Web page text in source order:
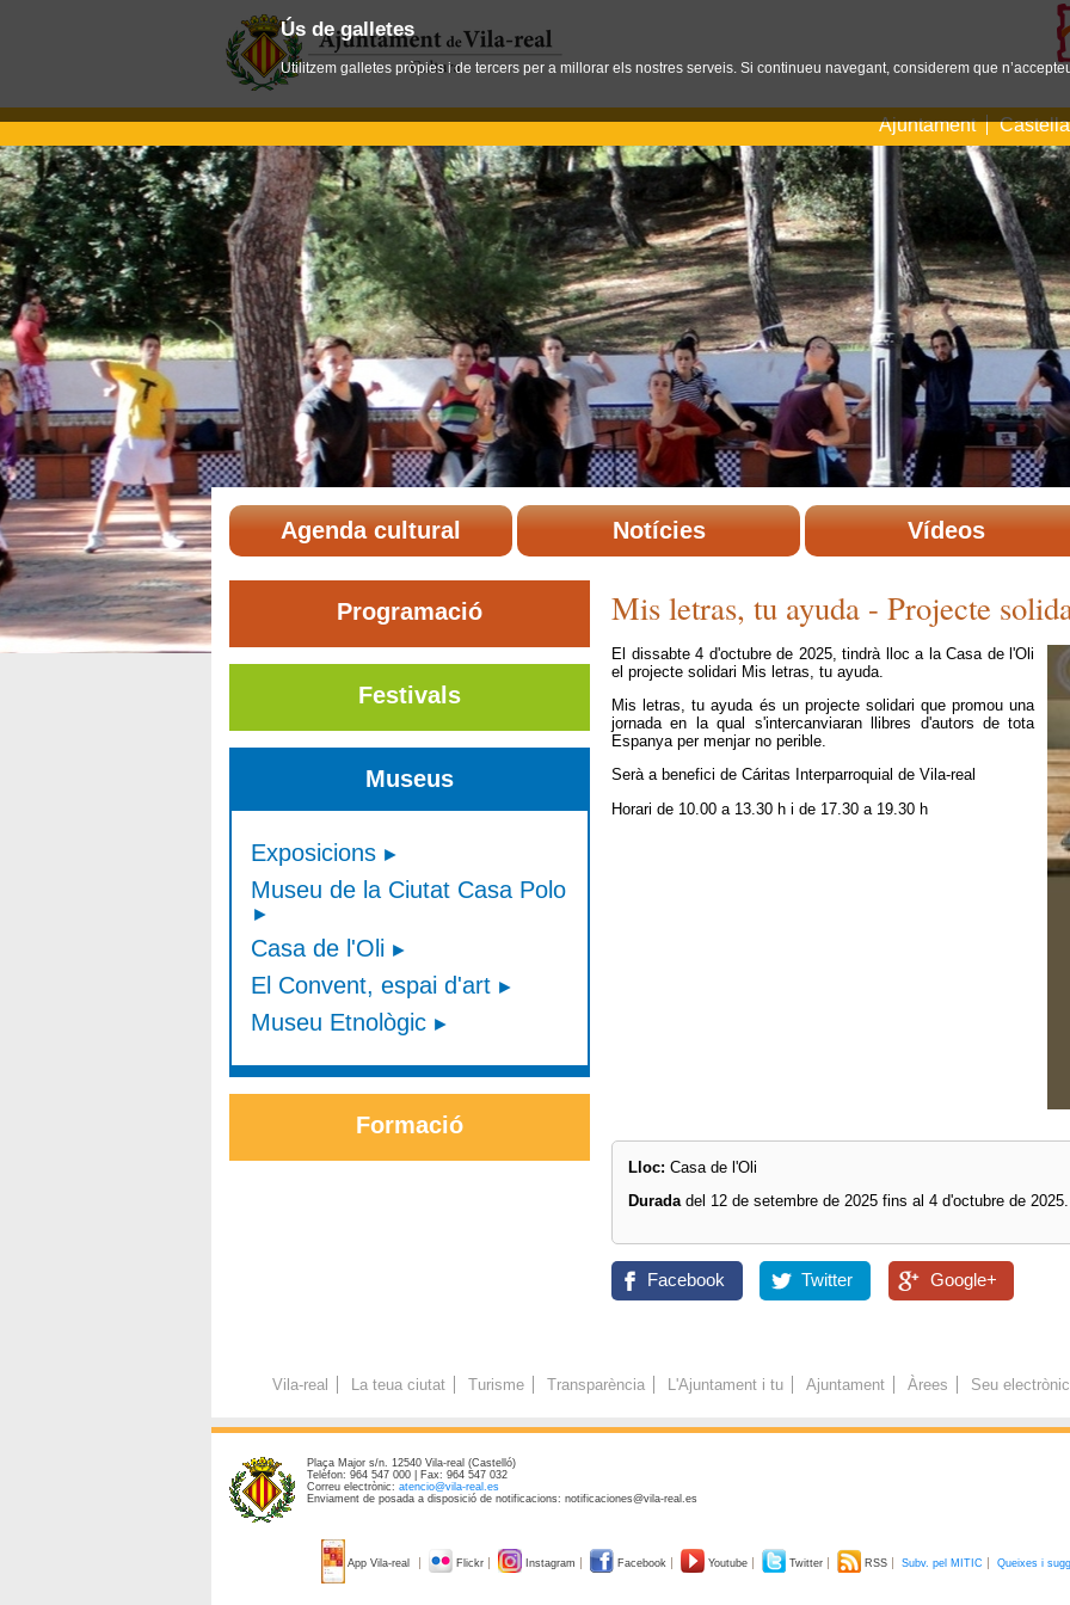
Ajuntament
Agenda cultural Notícies Vídeos
Mis letras, tu ayuda - Projecte
El dissabte 4 d'octubre de 2025, tindrà lloc a la Casa de l'Oli
el projecte solidari Mis letras, tu ayuda.
Mis letras, tu ayuda és un projecte solidari que promou una
jornada en la qual s'intercanviaran llibres d'autors de tota
Espanya per menjar no perible.
Serà a benefici de Cáritas Interparroquial de Vila-real
Horari de 10.00 a 13.30 h i de 17.30 a 19.30 h
Lloc: Casa de l'Oli
Duradadel 12 de setembre de 2025 fins al 4 d'octubre de 2025.
Facebook Twitter Google+
Programació
Festivals
Museus
Exposicions
Museu de la Ciutat Casa Polo
Casa de l'Oli
El Convent, espai d'art
Museu Etnològic
Formació
Vila-real La teua ciutat Turisme Transparència L'Ajuntament i tu Ajuntament Àrees Seu
Plaça Major s/n. 12540 Vila-real (Castelló)
Telèfon: 964 547 000 | Fax: 964 547 032
Correu electrònic: atencio@vila-real.es
Enviament de posada a disposició de notificacions: notificaciones@vila-real.es
App Vila-real Flickr Instagram Facebook Youtube Twitter RSS Subv. pel MITIC Queixes i
Ús de galletes
Utilitzem galletes pròpies i de tercers per a millorar els nostres serveis. Si continueu navegant, considerem que